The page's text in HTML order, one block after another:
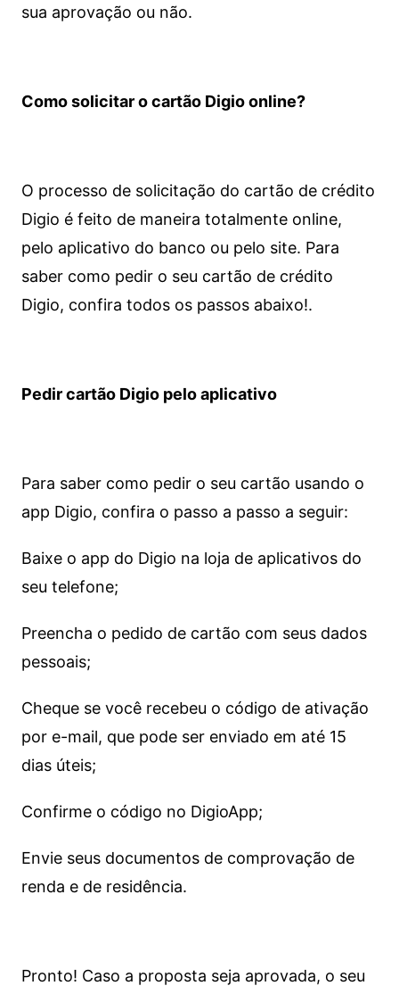
sua aprovação ou não.
Como solicitar o cartão Digio online?
O processo de solicitação do cartão de crédito
Digio é feito de maneira totalmente online,
pelo aplicativo do banco ou pelo site. Para
saber como pedir o seu cartão de crédito
Digio, confira todos os passos abaixo!.
Pedir cartão Digio pelo aplicativo
Para saber como pedir o seu cartão usando o
app Digio, confira o passo a passo a seguir:
Baixe o app do Digio na loja de aplicativos do
seu telefone;
Preencha o pedido de cartão com seus dados
pessoais;
Cheque se você recebeu o código de ativação
por e-mail, que pode ser enviado em até 15
dias úteis;
Confirme o código no DigioApp;
Envie seus documentos de comprovação de
renda e de residência.
Pronto! Caso a proposta seja aprovada, o seu